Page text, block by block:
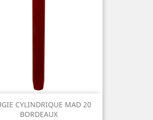
CYLINDRIQUE MAD 20
BORDEAUX